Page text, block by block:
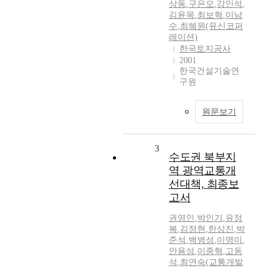
상동,구은모,강인석 ,
김윤목,최보혁 ,이남
수,최혜원(유신코퍼
레이션)
한국토지공사
2001
한국건설기술연
구원
원문보기
3
수도권 북부지
역 광역교통개
선대책, 최종보
고서
권영인 ,박인기 ,유정
복,김정현 ,한상진 ,박
준석 ,백병성 ,이명미 ,
안용성 ,이종혁 ,고동
석 ,최연숙(교통개발